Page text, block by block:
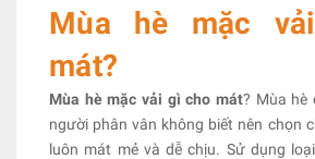
Mùa hè mặc
mát?
Mùa hè mặc vải gì cho mát? Mùa hè
người phân vân không biết nên chọn
luôn mát mẻ và dễ chịu. Sử dụng